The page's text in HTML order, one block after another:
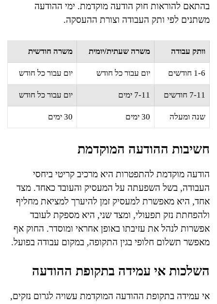
בהתאם להוראות חוק הודעה מוקדמת. ימי ההודעה
משתנים לפי ותק העבודה וצורת ההעסקה.
וותק עבודה משרה שעתית/יומית משרה חודשית
1-6 חודשים יום עבור כל חודש יום עבור כל חודש
7-11 חודשים 7-11 ימים יום עבור כל חודש
שנה ומעלה 30 ימים 30 ימים
חשיבות ההודעה המוקדמת
הודעה מוקדמת להתפטרות היא מרכיב קריטי ביחסי
העבודה, בשל השפעתה על המעסיק והעובד כאחד. מצד
אחד, היא מאפשרת למעסיק זמן להיערך למציאת מחליף
ולהפחתת נזק תפעולי, ומצד שני, היא מספקת לעובד
אפשרות לנהל את עזיבתו באופן אחראי ומוסדר. החוק אף
מאפשר תשלום חלופי בגין התקופה, במקום עבודה בפועל.
השלכות אי עמידה בתקופת ההודעה
אי עמידה בתקופת ההודעה המוקדמת עשויה לגרום נזקים,